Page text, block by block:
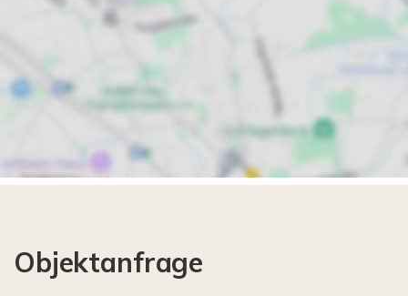
Objektanfrage